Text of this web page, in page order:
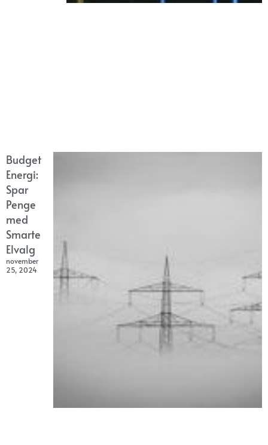
Budget
Energi:
Spar
Penge
med
Smarte
Elvalg
november
25, 2024